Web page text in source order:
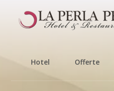
Hotel Offerte